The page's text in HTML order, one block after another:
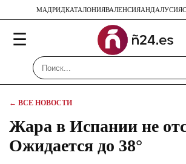
МАДРИДКАТАЛОНИЯВАЛЕНСИЯАНДАЛУСИЯ
☰
← ВСЕ НОВОСТИ
Жара в Испании не
Ожидается до 38°